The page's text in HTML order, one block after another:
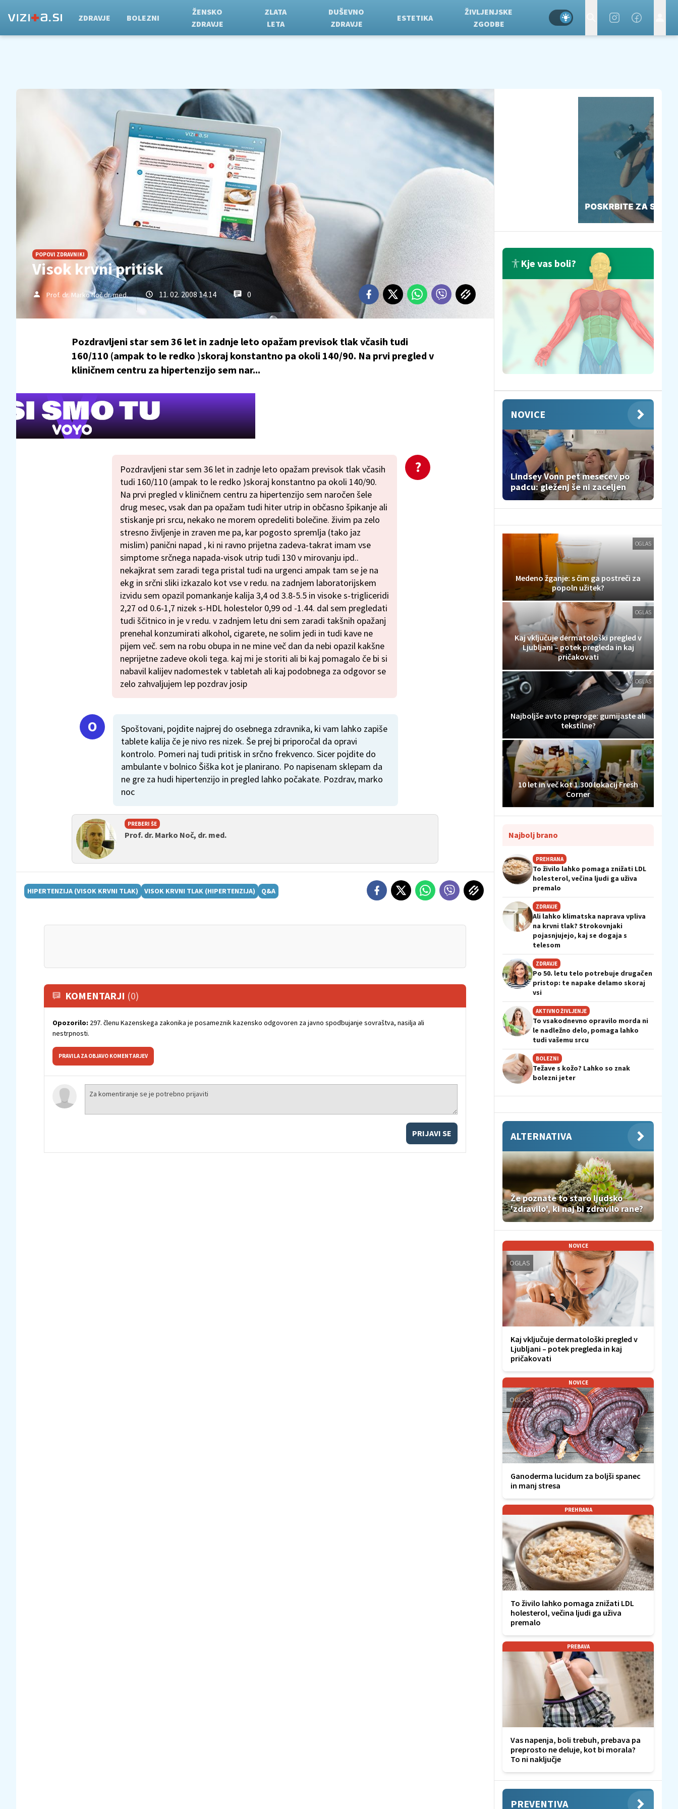
ZDRAVJE BOLEZNI
ŽENSKO
ZDRAVJE
ZLATA
LETA
DUŠEVNO
ZDRAVJE
ESTETIKA
ŽIVLJENJSKE
ZGODBE
POPOVI ZDRAVNIKI
Visok krvni pritisk
Prof. dr. Marko Noč dr. med. 11. 02. 2008 14.14 0
Pozdravljeni star sem 36 let in zadnje leto opažam previsok tlak včasih tudi
160/110 (ampak to le redko )skoraj konstantno pa okoli 140/90. Na prvi pregled v
kliničnem centru za hipertenzijo sem nar...
Pozdravljeni star sem 36 let in zadnje leto opažam previsok tlak včasih
tudi 160/110 (ampak to le redko )skoraj konstantno pa okoli 140/90.
Na prvi pregled v kliničnem centru za hipertenzijo sem naročen šele
drug mesec, vsak dan pa opažam tudi hiter utrip in občasno špikanje ali
stiskanje pri srcu, nekako ne morem opredeliti bolečine. živim pa zelo
stresno življenje in zraven me pa, kar pogosto spremlja (tako jaz
mislim) panični napad , ki ni ravno prijetna zadeva-takrat imam vse
simptome srčnega napada-visok utrip tudi 130 v mirovanju ipd..
nekajkrat sem zaradi tega pristal tudi na urgenci ampak tam se je na
ekg in srčni sliki izkazalo kot vse v redu. na zadnjem laboratorijskem
izvidu sem opazil pomankanje kalija 3,4 od 3.8-5.5 in visoke s-trigliceridi
2,27 od 0.6-1,7 nizek s-HDL holestelor 0,99 od -1.44. dal sem pregledati
tudi ščitnico in je v redu. v zadnjem letu dni sem zaradi takšnih opažanj
prenehal konzumirati alkohol, cigarete, ne solim jedi in tudi kave ne
pijem več. sem na robu obupa in ne mine več dan da nebi opazil kakšne
neprijetne zadeve okoli tega. kaj mi je storiti ali bi kaj pomagalo če bi si
nabavil kalijev nadomestek v tabletah ali kaj podobnega za odgovor se
zelo zahvaljujem lep pozdrav josip
Spoštovani, pojdite najprej do osebnega zdravnika, ki vam lahko zapiše
tablete kalija če je nivo res nizek. Še prej bi priporočal da opravi
kontrolo. Pomeri naj tudi pritisk in srčno frekvenco. Sicer pojdite do
ambulante v bolnico Šiška kot je planirano. Po napisenam sklepam da
ne gre za hudi hipertenzijo in pregled lahko počakate. Pozdrav, marko
noc
PREBERI ŠE
Prof. dr. Marko Noč, dr. med.
HIPERTENZIJA (VISOK KRVNI TLAK) VISOK KRVNI TLAK (HIPERTENZIJA) Q&A
KOMENTARJI (0)
Opozorilo: 297. členu Kazenskega zakonika je posameznik kazensko odgovoren za javno spodbujanje sovraštva, nasilja ali
nestrpnosti.
PRAVILA ZA OBJAVO KOMENTARJEV
PRIJAVI SE
Kje vas boli?
NOVICE
Lindsey Vonn pet mesecev po
padcu: gleženj še ni zaceljen
OGLAS
Medeno žganje: s čim ga postreči za
popoln užitek?
OGLAS
Kaj vključuje dermatološki pregled v
Ljubljani – potek pregleda in kaj
pričakovati
OGLAS
Najboljše avto preproge: gumijaste ali
tekstilne?
10 let in več kot 1.300 lokacij Fresh
Corner
Najbolj brano
PREHRANA
To živilo lahko pomaga znižati LDL
holesterol, večina ljudi ga uživa
premalo
ZDRAVJE
Ali lahko klimatska naprava vpliva
na krvni tlak? Strokovnjaki
pojasnjujejo, kaj se dogaja s
telesom
ZDRAVJE
Po 50. letu telo potrebuje drugačen
pristop: te napake delamo skoraj
vsi
AKTIVNO ŽIVLJENJE
To vsakodnevno opravilo morda ni
le nadležno delo, pomaga lahko
tudi vašemu srcu
BOLEZNI
Težave s kožo? Lahko so znak
bolezni jeter
ALTERNATIVA
Že poznate to staro ljudsko
'zdravilo', ki naj bi zdravilo rane?
NOVICE
OGLAS
Kaj vključuje dermatološki pregled v
Ljubljani – potek pregleda in kaj
pričakovati
NOVICE
OGLAS
Ganoderma lucidum za boljši spanec
in manj stresa
PREHRANA
To živilo lahko pomaga znižati LDL
holesterol, večina ljudi ga uživa
premalo
PREBAVA
Vas napenja, boli trebuh, prebava pa
preprosto ne deluje, kot bi morala?
To ni naključje
PREVENTIVA